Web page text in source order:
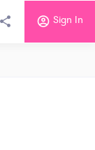
Sign In